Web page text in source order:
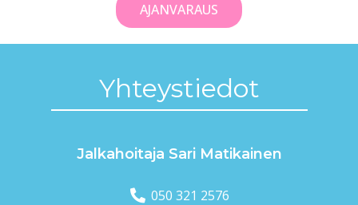
AJANVARAUS
Yhteys­tiedot
Jalkahoitaja Sari Matikainen
050 321 2576